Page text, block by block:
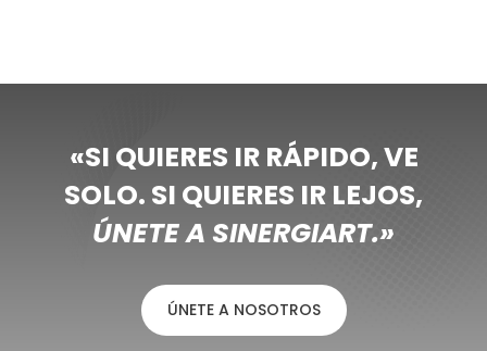
«SI QUIERES IR RÁPIDO, VE
SOLO. SI QUIERES IR LEJOS,
ÚNETE A SINERGIART.»
ÚNETE A NOSOTROS